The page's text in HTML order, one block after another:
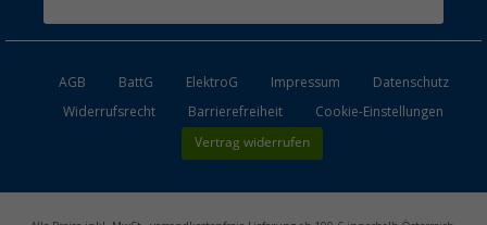
AGB BattG ElektroG Impressum
Datenschutz
Widerrufsrecht
Barrierefreiheit Cookie-Einstellungen
Vertrag widerrufen